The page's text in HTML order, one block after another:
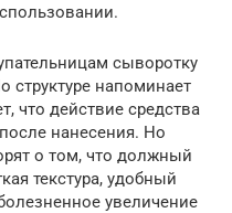
сыворотку
структуре напоминает
что действие средства
нанесения. Но
о том, что должный
текстура, удобный
увеличение